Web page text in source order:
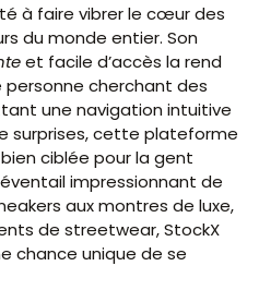
à faire vibrer le cœur des
du monde entier. Son
et facile d’accès la rend
cherchant des
une navigation intuitive
surprises, cette plateforme
ciblée pour la gent
impressionnant de
aux montres de luxe,
de streetwear, StockX
chance unique de se